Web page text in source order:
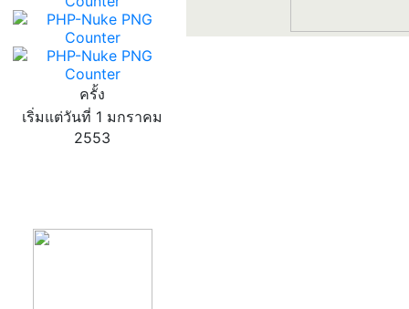
ครั้ง
เริ่มแต่วันที่ 1 มกราคม
2553